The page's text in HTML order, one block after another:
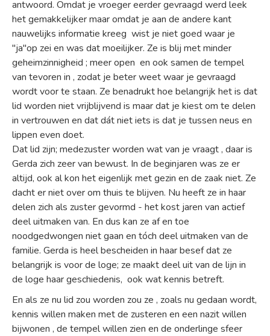
antwoord. Omdat je vroeger eerder gevraagd werd leek
het gemakkelijker maar omdat je aan de andere kant
nauwelijks informatie kreeg wist je niet goed waar je
"ja"op zei en was dat moeilijker. Ze is blij met minder
geheimzinnigheid ; meer open en ook samen de tempel
van tevoren in , zodat je beter weet waar je gevraagd
wordt voor te staan. Ze benadrukt hoe belangrijk het is dat
lid worden niet vrijblijvend is maar dat je kiest om te delen
in vertrouwen en dat dát niet iets is dat je tussen neus en
lippen even doet.
Dat lid zijn; medezuster worden wat van je vraagt , daar is
Gerda zich zeer van bewust. In de beginjaren was ze er
altijd, ook al kon het eigenlijk met gezin en de zaak niet. Ze
dacht er niet over om thuis te blijven. Nu heeft ze in haar
delen zich als zuster gevormd - het kost jaren van actief
deel uitmaken van. En dus kan ze af en toe
noodgedwongen niet gaan en tóch deel uitmaken van de
familie. Gerda is heel bescheiden in haar besef dat ze
belangrijk is voor de loge; ze maakt deel uit van de lijn in
de loge haar geschiedenis, ook wat kennis betreft.
En als ze nu lid zou worden zou ze , zoals nu gedaan wordt,
kennis willen maken met de zusteren en een nazit willen
bijwonen , de tempel willen zien en de onderlinge sfeer